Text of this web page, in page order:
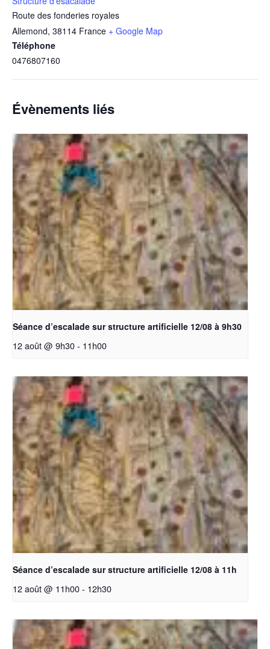
Route des fonderies royales
Allemond, 38114 France + Google Map
Téléphone
0476807160
Évènements liés
Séance d’escalade sur structure artificielle 12/08 à 9h30
12 août @ 9h30- 11h00
Séance d’escalade sur structure artificielle 12/08 à 11h
12 août @ 11h00- 12h30